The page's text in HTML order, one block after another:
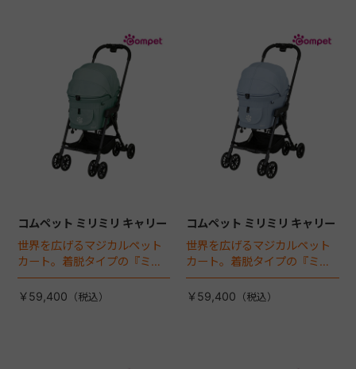
コムペット ミリミリ キャリー
世界を広げるマジカルペット
カート。着脱タイプの『ミリ
ミリEG』 がフルモデルチェン
ジ 。新機能「マジカルフォー
￥59,400
コムペット ミリミリ キャリー
世界を広げるマジカルペット
カート。着脱タイプの『ミリ
ミリEG』 がフルモデルチェン
ジ 。新機能「マジカルフォー
￥59,400